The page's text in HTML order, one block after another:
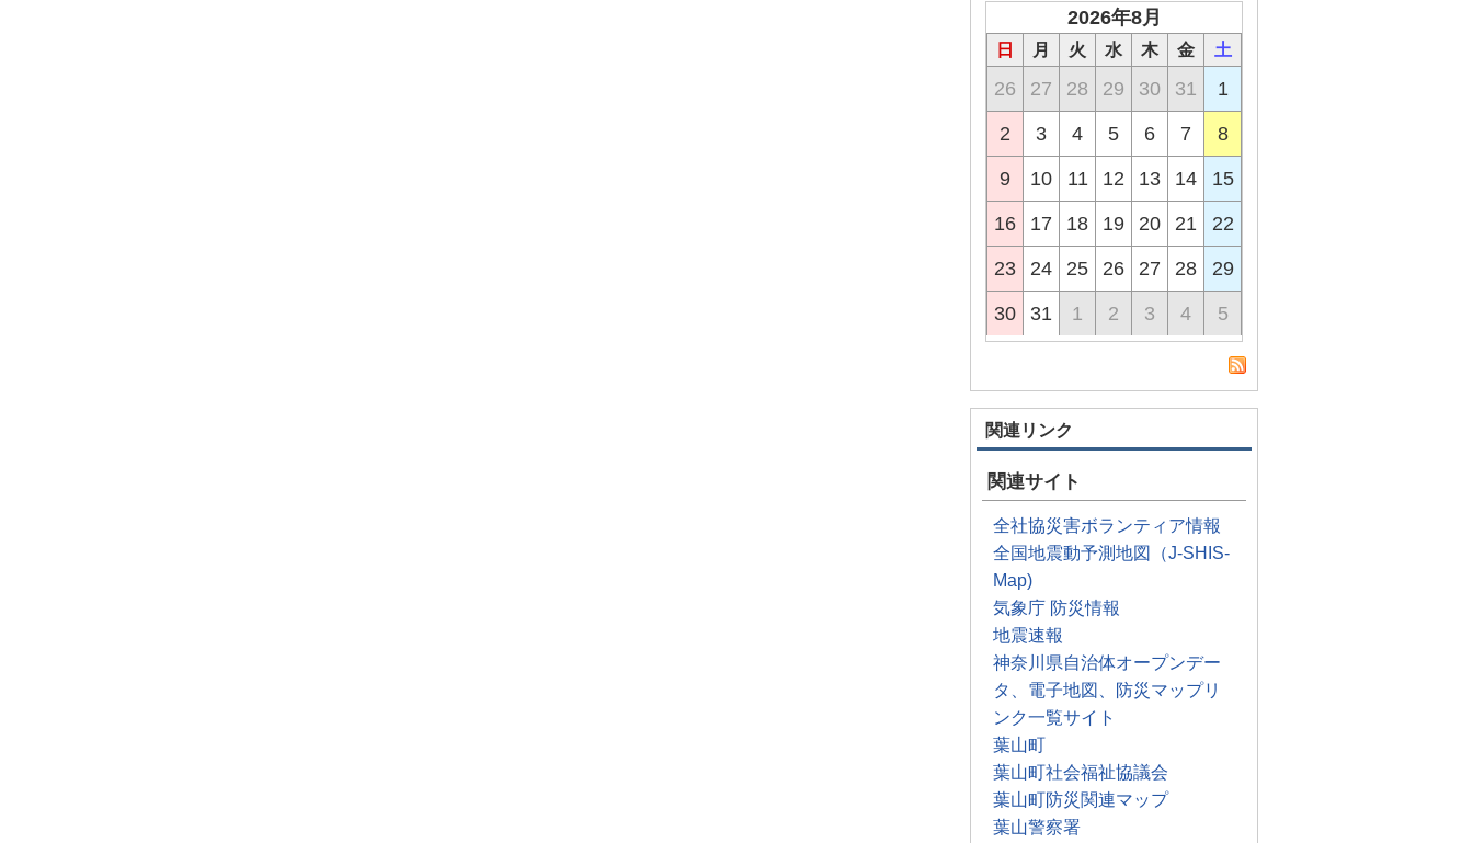
2026年8月
日 月 火 水 木 金 土
26 27 28 29 30 31 1
2 3 4 5 6 7 8
9 10 11 12 13 14 15
16 17 18 19 20 21 22
23 24 25 26 27 28 29
30 31 1 2 3 4 5
関連リンク
関連サイト
全社協災害ボランティア情報
全国地震動予測地図（J-SHIS-
Map)
気象庁 防災情報
地震速報
神奈川県自治体オープンデー
タ、電子地図、防災マップリ
ンク一覧サイト
葉山町
葉山町社会福祉協議会
葉山町防災関連マップ
葉山警察署